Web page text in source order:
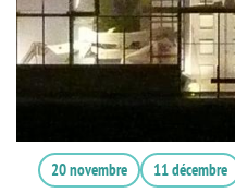
20 novembre 11 décembre